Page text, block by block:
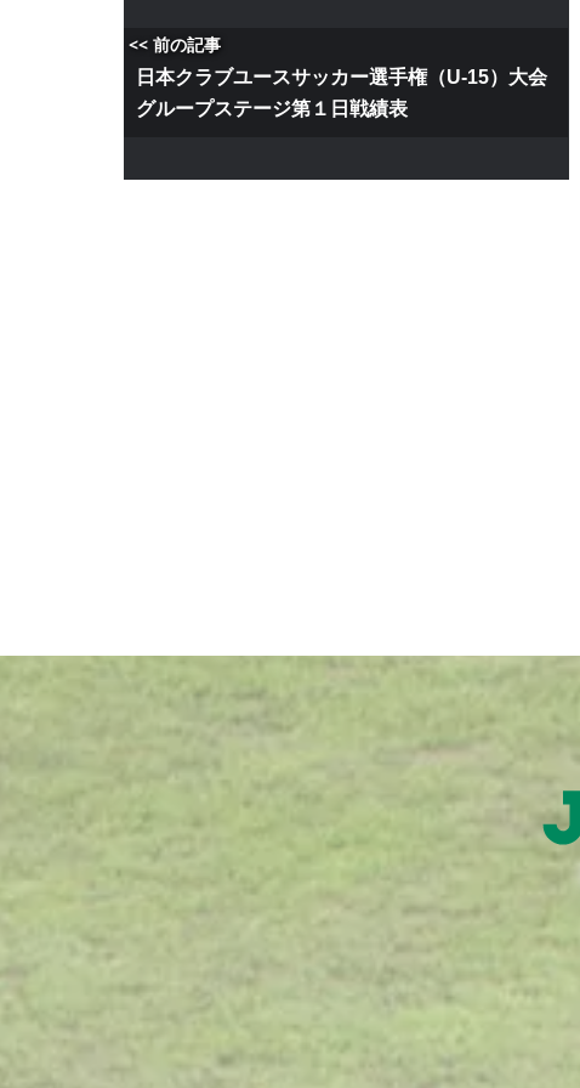
<< 前の記事
日本クラブユースサッカー選手権（U-15）大会
グループステージ第１日戦績表